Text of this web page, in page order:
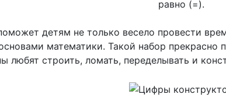
равно (=).
детям не только весело провести
математики. Такой набор
любят строить, ломать, переделывать и